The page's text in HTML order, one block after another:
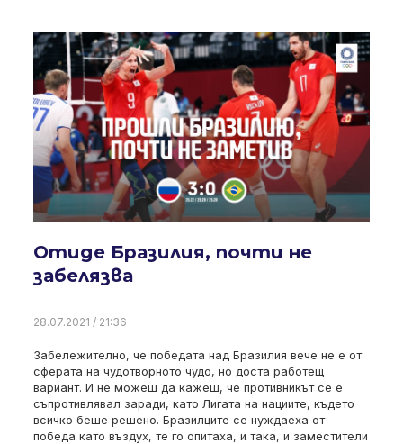
Отиде Бразилия, почти не
забелязва
28.07.2021 / 21:36
Забележително, че победата над Бразилия вече не е от
сферата на чудотворното чудо, но доста работещ
вариант. И не можеш да кажеш, че противникът се е
съпротивлявал заради, като Лигата на нациите, където
всичко беше решено. Бразилците се нуждаеха от
победа като въздух, те го опитаха, и така, и заместители